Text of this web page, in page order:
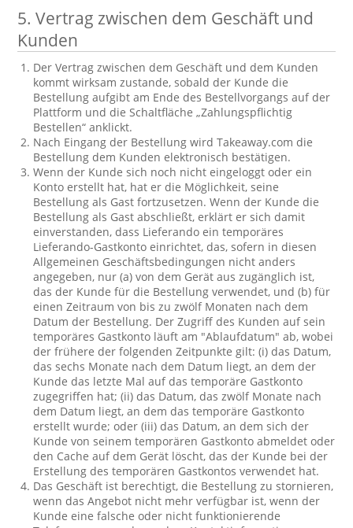
5. Vertrag zwischen dem Geschäft und
Kunden
Der Vertrag zwischen dem Geschäft und dem Kunden
kommt wirksam zustande, sobald der Kunde die
Bestellung aufgibt am Ende des Bestellvorgangs auf der
Plattform und die Schaltfläche „Zahlungspflichtig
Bestellen“ anklickt.
Nach Eingang der Bestellung wird Takeaway.com die
Bestellung dem Kunden elektronisch bestätigen.
Wenn der Kunde sich noch nicht eingeloggt oder ein
Konto erstellt hat, hat er die Möglichkeit, seine
Bestellung als Gast fortzusetzen. Wenn der Kunde die
Bestellung als Gast abschließt, erklärt er sich damit
einverstanden, dass Lieferando ein temporäres
Lieferando-Gastkonto einrichtet, das, sofern in diesen
Allgemeinen Geschäftsbedingungen nicht anders
angegeben, nur (a) von dem Gerät aus zugänglich ist,
das der Kunde für die Bestellung verwendet, und (b) für
einen Zeitraum von bis zu zwölf Monaten nach dem
Datum der Bestellung. Der Zugriff des Kunden auf sein
temporäres Gastkonto läuft am "Ablaufdatum" ab, wobei
der frühere der folgenden Zeitpunkte gilt: (i) das Datum,
das sechs Monate nach dem Datum liegt, an dem der
Kunde das letzte Mal auf das temporäre Gastkonto
zugegriffen hat; (ii) das Datum, das zwölf Monate nach
dem Datum liegt, an dem das temporäre Gastkonto
erstellt wurde; oder (iii) das Datum, an dem sich der
Kunde von seinem temporären Gastkonto abmeldet oder
den Cache auf dem Gerät löscht, das der Kunde bei der
Erstellung des temporären Gastkontos verwendet hat.
Das Geschäft ist berechtigt, die Bestellung zu stornieren,
wenn das Angebot nicht mehr verfügbar ist, wenn der
Kunde eine falsche oder nicht funktionierende